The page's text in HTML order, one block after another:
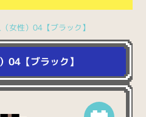
女性）04【ブラック】
04【ブラック】